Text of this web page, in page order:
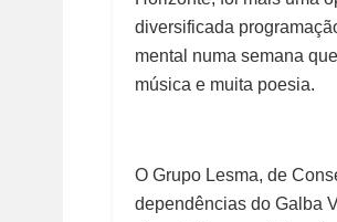
diversificada
mental numa semana
música e muita poesia.
O Grupo Lesma, de
dependências do Galba